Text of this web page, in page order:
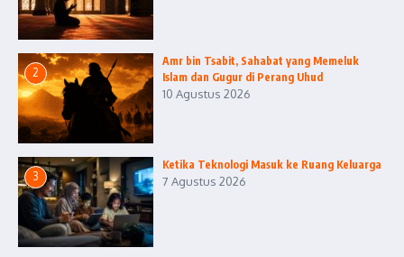
2
Amr bin Tsabit, Sahabat yang Memeluk
Islam dan Gugur di Perang Uhud
10 Agustus 2026
3
Ketika Teknologi Masuk ke Ruang Keluarga
7 Agustus 2026